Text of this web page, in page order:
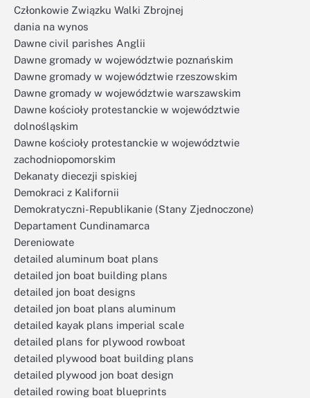
Członkowie Związku Walki Zbrojnej
dania na wynos
Dawne civil parishes Anglii
Dawne gromady w województwie poznańskim
Dawne gromady w województwie rzeszowskim
Dawne gromady w województwie warszawskim
Dawne kościoły protestanckie w województwie
dolnośląskim
Dawne kościoły protestanckie w województwie
zachodniopomorskim
Dekanaty diecezji spiskiej
Demokraci z Kalifornii
Demokratyczni-Republikanie (Stany Zjednoczone)
Departament Cundinamarca
Dereniowate
detailed aluminum boat plans
detailed jon boat building plans
detailed jon boat designs
detailed jon boat plans aluminum
detailed kayak plans imperial scale
detailed plans for plywood rowboat
detailed plywood boat building plans
detailed plywood jon boat design
detailed rowing boat blueprints